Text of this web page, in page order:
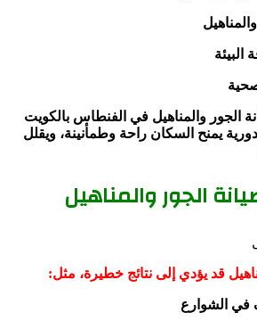
البيئة
الجور والمناهيل في الفنطاس بالكويت
يمنح السكان راحة وطمأنينة، ويقلل
الجور والمناهيل
قد يؤدي إلى نتائج خطيرة، مثل:
الشوارع